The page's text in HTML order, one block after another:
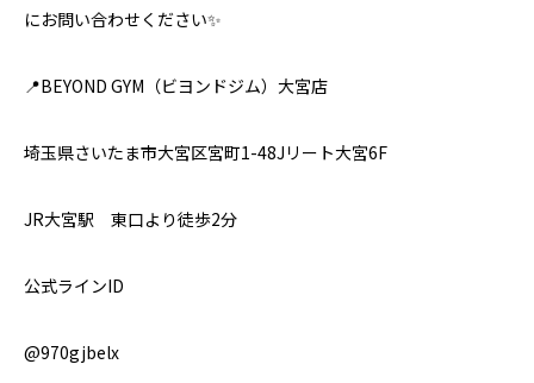
にお問い合わせください✨⁣
📍BEYOND GYM（ビヨンドジム）大宮店
埼玉県さいたま市大宮区宮町1-48Jリート大宮6F
JR大宮駅 東口より徒歩2分
公式ラインID
@970gjbelx